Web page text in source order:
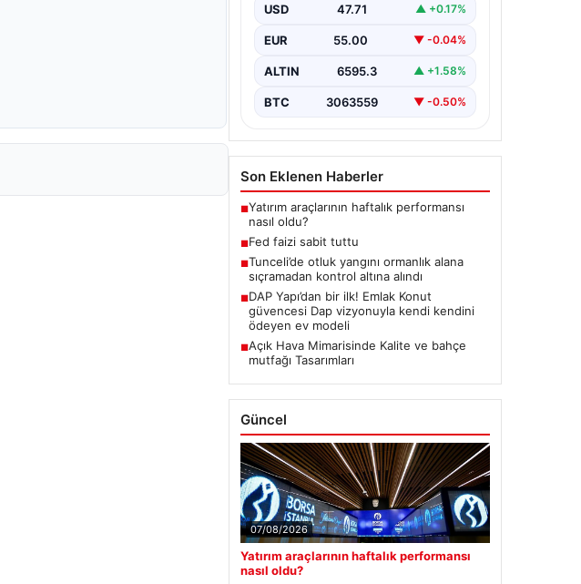
USD 47.71 ▲ +0.17%
EUR 55.00 ▼ -0.04%
ALTIN 6595.3 ▲ +1.58%
BTC 3063559 ▼ -0.50%
Son Eklenen Haberler
■Yatırım araçlarının haftalık performansı
nasıl oldu?
■Fed faizi sabit tuttu
■Tunceli’de otluk yangını ormanlık alana
sıçramadan kontrol altına alındı
■DAP Yapı’dan bir ilk! Emlak Konut
güvencesi Dap vizyonuyla kendi kendini
ödeyen ev modeli
■Açık Hava Mimarisinde Kalite ve bahçe
mutfağı Tasarımları
Güncel
07/08/2026
Yatırım araçlarının haftalık performansı
nasıl oldu?